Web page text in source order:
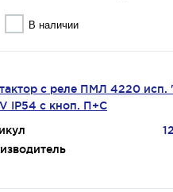
В наличии
с реле ПМЛ 4220
IP54 с кноп. П+С